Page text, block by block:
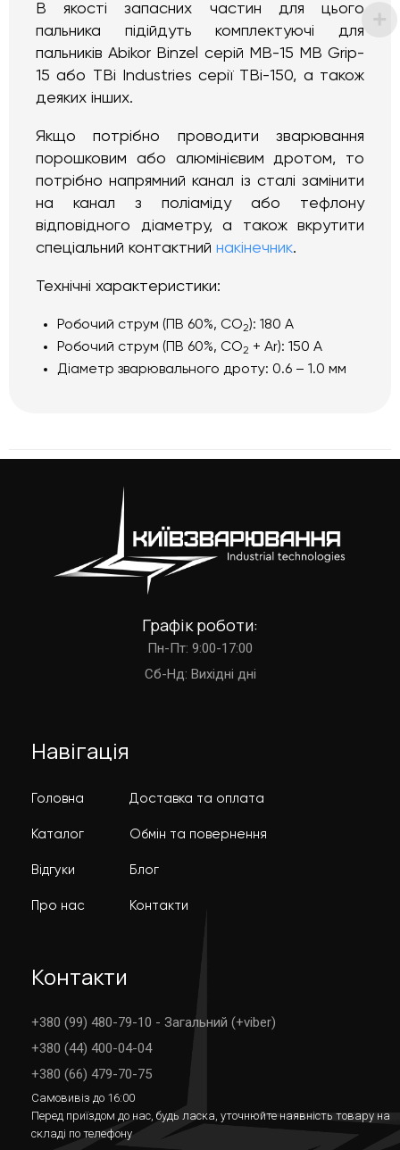
В якості запасних частин для цього
пальника підійдуть комплектуючі для
пальників Abikor Binzel серій MB-15 MB Grip-
15 або TBi Industries серії TBi-150, а також
деяких інших.
Якщо потрібно проводити зварювання
порошковим або алюмінієвим дротом, то
потрібно напрямний канал із сталі замінити
на канал з поліаміду або тефлону
відповідного діаметру, а також вкрутити
спеціальний контактний накінечник.
Технічні характеристики:
Робочий струм (ПВ 60%, CО2): 180 А
Робочий струм (ПВ 60%, CО2 + Ar): 150 А
Діаметр зварювального дроту: 0.6 – 1.0 мм
Графік роботи:
Пн-Пт: 9:00-17:00
Cб-Нд: Вихідні дні
Навігація
Головна
Каталог
Відгуки
Про нас
Доставка та оплата
Обмін та повернення
Блог
Контакти
Контакти
+380 (99) 480-79-10 - Загальний (+viber)
+380 (44) 400-04-04
+380 (66) 479-70-75
Самовивіз до 16:00
Перед приїздом до нас, будь ласка, уточнюйте наявність товару на
складі по телефону